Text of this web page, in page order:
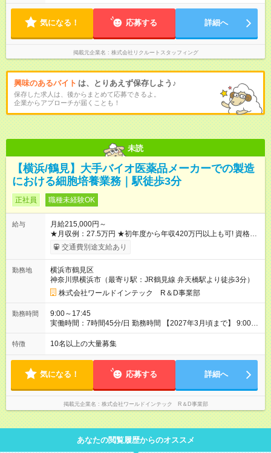
気になる！ 応募する 詳細へ
掲載元企業名 株式会社リクルートスタッフィング
興味のあるバイト は、とりあえず保存しよう♪
保存した求人は、後からまとめて応募できるよ。
企業からアプローチが届くことも！
未読
【横浜/鶴見】大手バイオ医薬品メーカーでの製造
における細胞培養業務｜駅徒歩3分
正社員 職種未経験OK
給与
月給215,000円～
★月収例：27.5万円 ★初年度から年収420万円以上も可! 資格手
当の支給や、年2回分の帰省費用全額負担も! ★あなたの頑張り
を給与に反映！ 案件ごとではなく、スキルの向上・資格取得・
しての努力がしっかり報われる体制です！ ※別途賞与年2回支給
（昨年度実績は約3.8ヶ月分）。 ※残業代は別途全額支給いたし
ます。 ※年齢、スキル、適性などを考慮のうえ決定します。
【試用期間】試用期間あり 試用期間の長さ：3ヶ月 雇用形態、
給与は本採用時と同じです。
交通費別途支給あり
勤務地
横浜市鶴見区
神奈川県横浜市（最寄り駅：JR鶴見線 弁天橋駅より徒歩3分）
株式会社ワールドインテック R＆D事業部
勤務時間
9:00～17:45
実働時間：7時間45分/日 勤務時間 【2027年3月頃まで】 9:00～
17:45 （休憩60分） 【2027年4月以降】 6:30～15:15 14:45～
23:30 の交代勤務を予定 ※終電時間等を考慮したシフト調整あり
特徴 10名以上の大量募集
気になる！ 応募する 詳細へ
掲載元企業名 株式会社ワールドインテック R＆D事業部
あなたの閲覧履歴からのオススメ